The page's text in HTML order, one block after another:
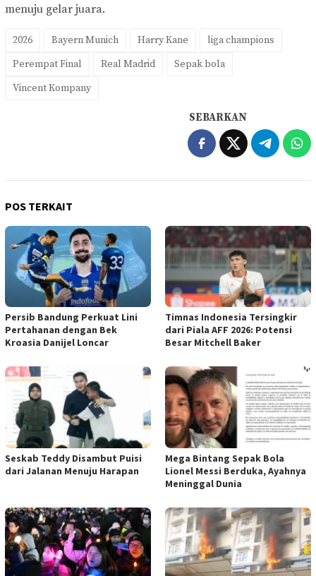
menuju gelar juara.
2026 Bayern Munich Harry Kane
liga champions
Perempat Final
Real Madrid
Sepak bola
Vincent Kompany
SEBARKAN
POS TERKAIT
Persib Bandung Perkuat Lini
Pertahanan dengan Bek
Kroasia Danijel Loncar
Timnas Indonesia Tersingkir
dari Piala AFF 2026: Potensi
Besar Mitchell Baker
Seskab Teddy Disambut Puisi
dari Jalanan Menuju Harapan
Mega Bintang Sepak Bola
Lionel Messi Berduka, Ayahnya
Meninggal Dunia